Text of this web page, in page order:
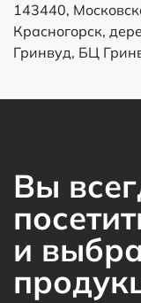
143440,
Красногорск,
Гринвуд, БЦ
Вы
и